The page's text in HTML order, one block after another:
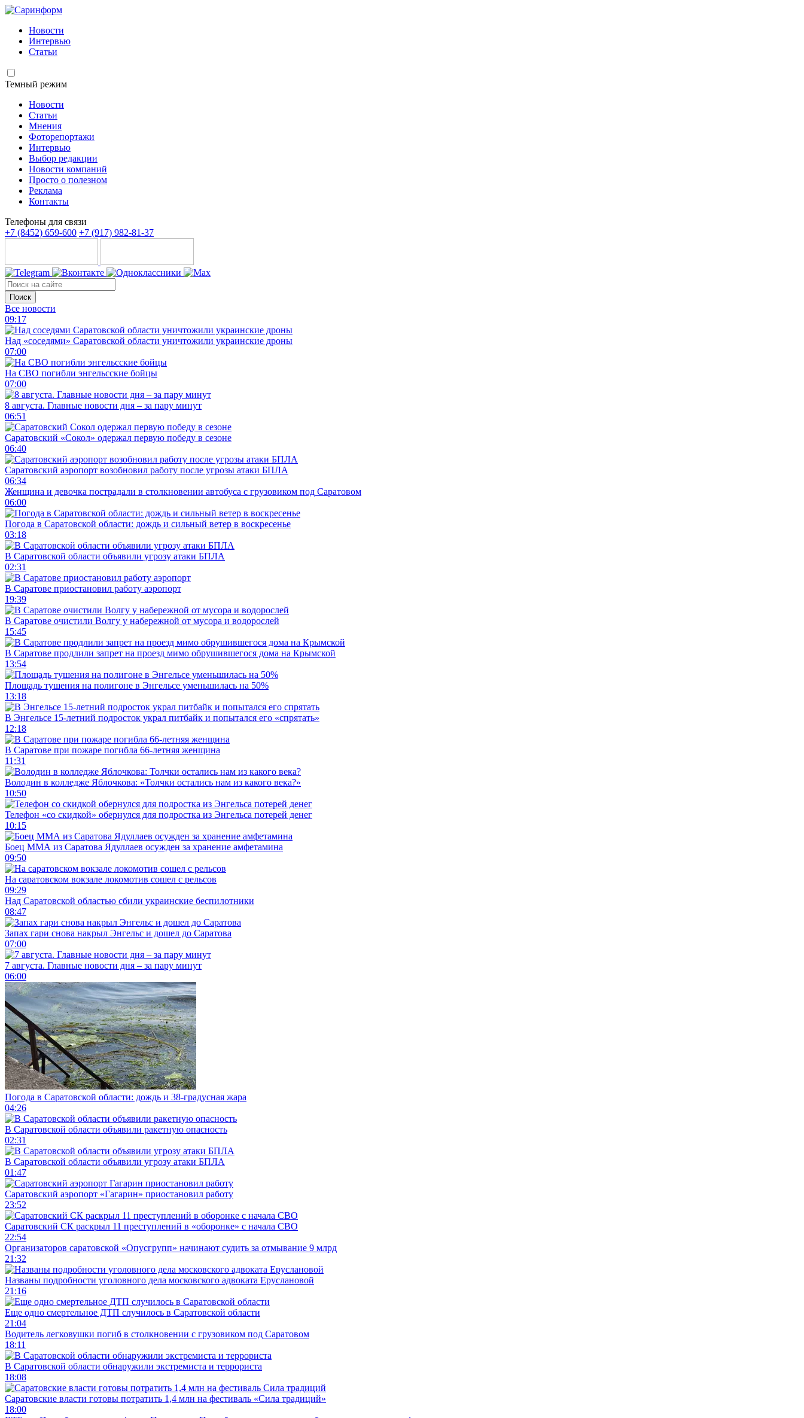
Новости
Интервью
Статьи
Темный режим
Новости
Статьи
Мнения
Фоторепортажи
Интервью
Выбор редакции
Новости компаний
Просто о полезном
Реклама
Контакты
Телефоны для связи
+7 (8452) 659-600 +7 (917) 982-81-37
Поиск
Все новости
09:17
Над «соседями» Саратовской области уничтожили украинские дроны
07:00
На СВО погибли энгельсские бойцы
07:00
8 августа. Главные новости дня – за пару минут
06:51
Саратовский «Сокол» одержал первую победу в сезоне
06:40
Саратовский аэропорт возобновил работу после угрозы атаки БПЛА
06:34
Женщина и девочка пострадали в столкновении автобуса с грузовиком под Саратовом
06:00
Погода в Саратовской области: дождь и сильный ветер в воскресенье
03:18
В Саратовской области объявили угрозу атаки БПЛА
02:31
В Саратове приостановил работу аэропорт
19:39
В Саратове очистили Волгу у набережной от мусора и водорослей
15:45
В Саратове продлили запрет на проезд мимо обрушившегося дома на Крымской
13:54
Площадь тушения на полигоне в Энгельсе уменьшилась на 50%
13:18
В Энгельсе 15-летний подросток украл питбайк и попытался его «спрятать»
12:18
В Саратове при пожаре погибла 66-летняя женщина
11:31
Володин в колледже Яблочкова: «Толчки остались нам из какого века?»
10:50
Телефон «со скидкой» обернулся для подростка из Энгельса потерей денег
10:15
Боец ММА из Саратова Ядуллаев осужден за хранение амфетамина
09:50
На саратовском вокзале локомотив сошел с рельсов
09:29
Над Саратовской областью сбили украинские беспилотники
08:47
Запах гари снова накрыл Энгельс и дошел до Саратова
07:00
7 августа. Главные новости дня – за пару минут
06:00
Погода в Саратовской области: дождь и 38-градусная жара
04:26
В Саратовской области объявили ракетную опасность
02:31
В Саратовской области объявили угрозу атаки БПЛА
01:47
Саратовский аэропорт «Гагарин» приостановил работу
23:52
Саратовский СК раскрыл 11 преступлений в «оборонке» с начала СВО
22:54
Организаторов саратовской «Опусгрупп» начинают судить за отмывание 9 млрд
21:32
Названы подробности уголовного дела московского адвоката Еруслановой
21:16
Еще одно смертельное ДТП случилось в Саратовской области
21:04
Водитель легковушки погиб в столкновении с грузовиком под Саратовом
18:11
В Саратовской области обнаружили экстремиста и террориста
18:08
Саратовские власти готовы потратить 1,4 млн на фестиваль «Сила традиций»
18:00